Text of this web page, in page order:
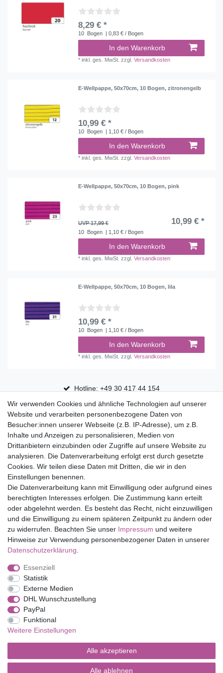
8,29 € *
10 Bogen | 0,83 € / Bogen
In den Warenkorb
*inkl. ges. MwSt. zzgl.Versandkosten
E-Wellpappe, 50x70cm, 10 Bogen, zitronengelb
10,99 € *
10 Bogen | 1,10 € / Bogen
In den Warenkorb
*inkl. ges. MwSt. zzgl.Versandkosten
E-Wellpappe, 50x70cm, 10 Bogen, pink
UVP 17,99 € 10,99 € *
10 Bogen | 1,10 € / Bogen
In den Warenkorb
*inkl. ges. MwSt. zzgl.Versandkosten
E-Wellpappe, 50x70cm, 10 Bogen, lila
10,99 € *
10 Bogen | 1,10 € / Bogen
In den Warenkorb
*inkl. ges. MwSt. zzgl.Versandkosten
Hotline: +49 30 417 44 154
30 Tage Rückgaberecht
Versandfrei ab 75 € in Deutschland
Top Marken
Eduplay
Folia Bringmann
Shop
Mein Konto
Service
Versandkosten
Impressum
Barrierefreiheitserklärung
Wir verwenden Cookies und ähnliche Technologien auf unserer
Website und verarbeiten personenbezogene Daten von
Besucher:innen unserer Webseite (z.B. IP-Adresse), um z.B.
Inhalte und Anzeigen zu personalisieren, Medien von
Drittanbietern einzubinden oder Zugriffe auf unsere Website zu
analysieren. Die Datenverarbeitung erfolgt erst durch gesetzte
Cookies. Wir teilen diese Daten mit Dritten, die wir in den
Einstellungen benennen.
Die Datenverarbeitung kann mit Einwilligung oder aufgrund eines
berechtigten Interesses erfolgen. Die Zustimmung kann erteilt
oder abgelehnt werden. Es besteht das Recht, nicht einzuwilligen
und die Einwilligung zu einem späteren Zeitpunkt zu ändern oder
zu widerrufen. Beachten Sie unser Impressum und weitere
Hinweise zur Verwendung personenbezogener Daten in unserer
Daten­schutz­erklärung
Essenziell
Statistik
Externe Medien
DHL Wunschzustellung
PayPal
Funktional
Weitere Einstellungen
Alle akzeptieren
Alle ablehnen